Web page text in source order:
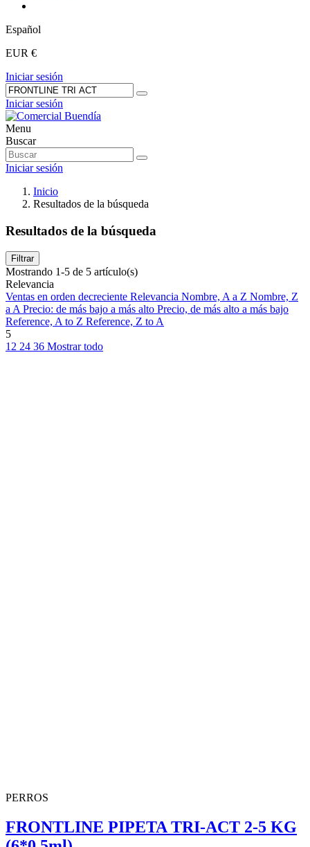
Español
EUR €
Iniciar sesión
Iniciar sesión
Menu
Buscar
Iniciar sesión
Inicio
Resultados de la búsqueda
Resultados de la búsqueda
Filtrar
Mostrando 1-5 de 5 artículo(s)
Relevancia
Ventas en orden decreciente Relevancia Nombre, A a Z Nombre, Z
a APrecio: de más bajo a más alto Precio, de más alto a más bajo
Reference, A to Z Reference, Z to A
5
12 24 36 Mostrar todo
PERROS
FRONTLINE PIPETA TRI-ACT 2-5 KG